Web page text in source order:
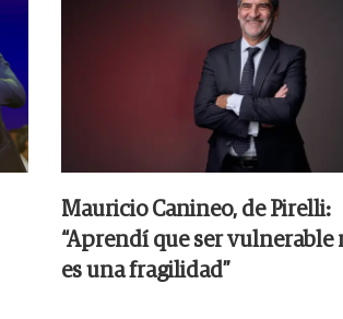
Mauricio Canineo, de Pirelli:
“Aprendí que ser vulnerable
es una fragilidad”